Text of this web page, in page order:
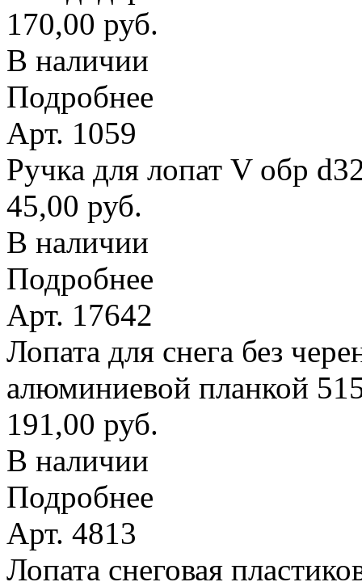
170,00 руб.
В наличии
Подробнее
Арт. 1059
Ручка для лопат V обр
45,00 руб.
В наличии
Подробнее
Арт. 17642
Лопата для снега без
алюминиевой планкой
191,00 руб.
В наличии
Подробнее
Арт. 4813
Лопата снеговая